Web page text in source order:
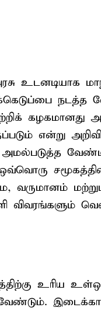
உடனடியாக
நடத்த
கழகமானது
என்று
ஒவ்வொரு
வருமானம்
விவரங்களும்
உரிய